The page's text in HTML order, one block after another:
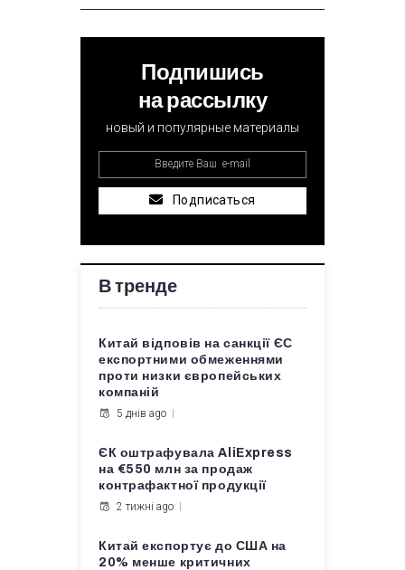
Подпишись
на рассылку
новый и популярные материалы
Подписаться
В тренде
Китай відповів на санкції ЄС
експортними обмеженнями
проти низки європейських
компаній
5 днів ago
ЄК оштрафувала AliExpress
на €550 млн за продаж
контрафактної продукції
2 тижні ago
Китай експортує до США на
20% менше критичних